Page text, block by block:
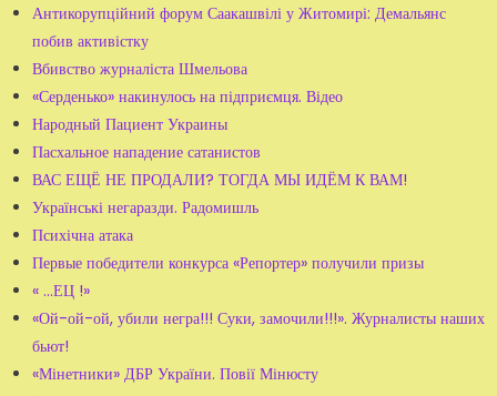
Антикорупційний форум Саакашвілі у Житомирі: Демальянс
побив активістку
Вбивство журналіста Шмельова
«Серденько» накинулось на підприємця. Відео
Народный Пациент Украины
Пасхальное нападение сатанистов
ВАС ЕЩЁ НЕ ПРОДАЛИ? ТОГДА МЫ ИДЁМ К ВАМ!
Українські негаразди. Радомишль
Психічна атака
Первые победители конкурса «Репортер» получили призы
« ...ЕЦ !»
«Ой-ой-ой, убили негра!!! Суки, замочили!!!». Журналисты наших
бьют!
«Мінетники» ДБР України. Повії Мінюсту